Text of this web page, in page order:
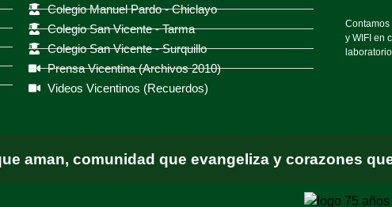
Colegio Manuel Pardo - Chiclayo
Colegio San Vicente - Tarma
Colegio San Vicente - Surquillo
Prensa Vicentina (Archivos 2010)
Videos Vicentinos (Recuerdos)
Contamos
y WIFI en
aman, comunidad que evangeliza y corazones